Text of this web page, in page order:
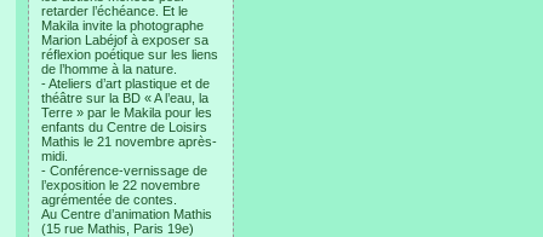
retarder l’échéance. Et le
Makila invite la photographe
Marion Labéjof à exposer sa
réflexion poétique sur les liens
de l’homme à la nature.
- Ateliers d’art plastique et de
théâtre sur la BD « A l’eau, la
Terre » par le Makila pour les
enfants du Centre de Loisirs
Mathis le 21 novembre après-
midi.
- Conférence-vernissage de
l’exposition le 22 novembre
agrémentée de contes.
Au Centre d’animation Mathis
(15 rue Mathis, Paris 19e)